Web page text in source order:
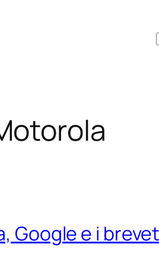
Google e i